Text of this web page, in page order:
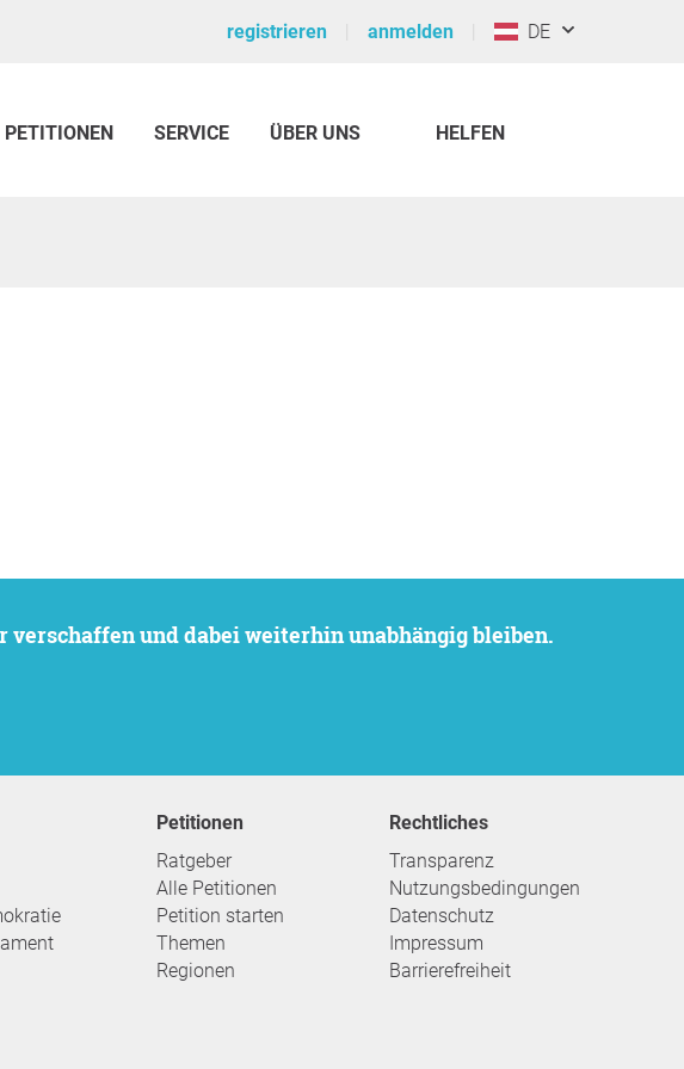
registrieren anmelden DE
PETITIONEN SERVICE ÜBER UNS HELFEN
verschaffen und dabei weiterhin unabhängig bleiben.
Petitionen
Ratgeber
Alle Petitionen
Petition starten
Themen
Regionen
Rechtliches
Transparenz
Nutzungsbedingungen
Datenschutz
Impressum
Barrierefreiheit